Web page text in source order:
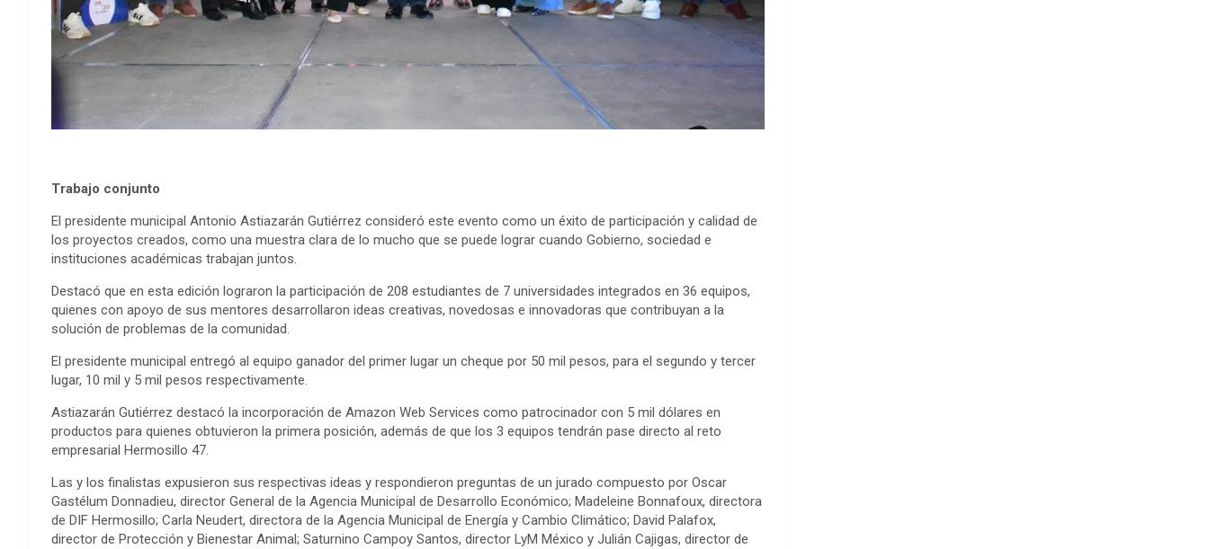
Trabajo conjunto
El presidente municipal Antonio Astiazarán Gutiérrez consideró este evento como un éxito de participación y calidad de
los proyectos creados, como una muestra clara de lo mucho que se puede lograr cuando Gobierno, sociedad e
instituciones académicas trabajan juntos.
Destacó que en esta edición lograron la participación de 208 estudiantes de 7 universidades integrados en 36 equipos,
quienes con apoyo de sus mentores desarrollaron ideas creativas, novedosas e innovadoras que contribuyan a la
solución de problemas de la comunidad.
El presidente municipal entregó al equipo ganador del primer lugar un cheque por 50 mil pesos, para el segundo y tercer
lugar, 10 mil y 5 mil pesos respectivamente.
Astiazarán Gutiérrez destacó la incorporación de Amazon Web Services como patrocinador con 5 mil dólares en
productos para quienes obtuvieron la primera posición, además de que los 3 equipos tendrán pase directo al reto
empresarial Hermosillo 47.
Las y los finalistas expusieron sus respectivas ideas y respondieron preguntas de un jurado compuesto por Oscar
Gastélum Donnadieu, director General de la Agencia Municipal de Desarrollo Económico; Madeleine Bonnafoux, directora
de DIF Hermosillo; Carla Neudert, directora de la Agencia Municipal de Energía y Cambio Climático; David Palafox,
director de Protección y Bienestar Animal; Saturnino Campoy Santos, director LyM México y Julián Cajigas, director de